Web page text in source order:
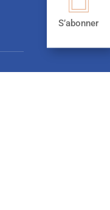
S’abonner